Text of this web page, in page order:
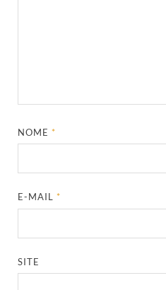
NOME*
E-MAIL*
SITE